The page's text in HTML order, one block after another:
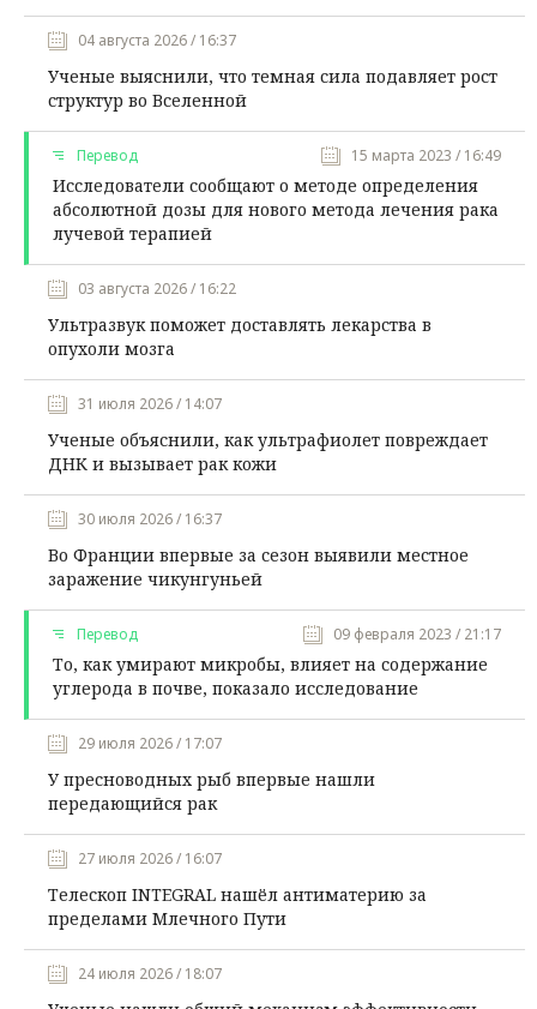
04 августа 2026 / 16:37
Ученые выяснили, что темная сила подавляет рост
структур во Вселенной
Перевод 15 марта 2023 / 16:49
Исследователи сообщают о методе определения
абсолютной дозы для нового метода лечения рака
лучевой терапией
03 августа 2026 / 16:22
Ультразвук поможет доставлять лекарства в
опухоли мозга
31 июля 2026 / 14:07
Ученые объяснили, как ультрафиолет повреждает
ДНК и вызывает рак кожи
30 июля 2026 / 16:37
Во Франции впервые за сезон выявили местное
заражение чикунгуньей
Перевод 09 февраля 2023 / 21:17
То, как умирают микробы, влияет на содержание
углерода в почве, показало исследование
29 июля 2026 / 17:07
У пресноводных рыб впервые нашли
передающийся рак
27 июля 2026 / 16:07
Телескоп INTEGRAL нашёл антиматерию за
пределами Млечного Пути
24 июля 2026 / 18:07